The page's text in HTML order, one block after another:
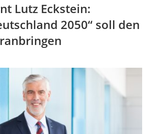
Lutz Eckstein:
2050“ soll den